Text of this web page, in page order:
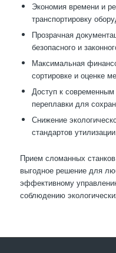
Экономия времени и
транспортировку
Прозрачная
безопасного и
Максимальная
сортировке и оценке
Доступ к современным
переплавки для
Снижение
стандартов
Прием сломанных
выгодное решение для
эффективному
соблюдению